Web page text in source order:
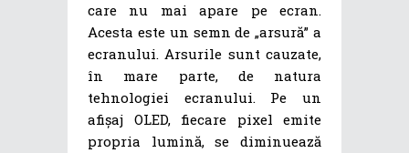
care nu mai apare pe ecran.
Acesta este un semn de „arsură” a
ecranului. Arsurile sunt cauzate,
în mare parte, de natura
tehnologiei ecranului. Pe un
afișaj OLED, fiecare pixel emite
propria lumină, se diminuează